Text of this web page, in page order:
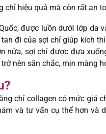
chỉ hiệu quả mà còn rất an
được luồn dưới lớp da
đi của sợi chỉ giúp kích
nữa, sợi chỉ được đưa
nên săn chắc, mịn màng
chỉ collagen có mức giá
và tư vấn cụ thể hơn và